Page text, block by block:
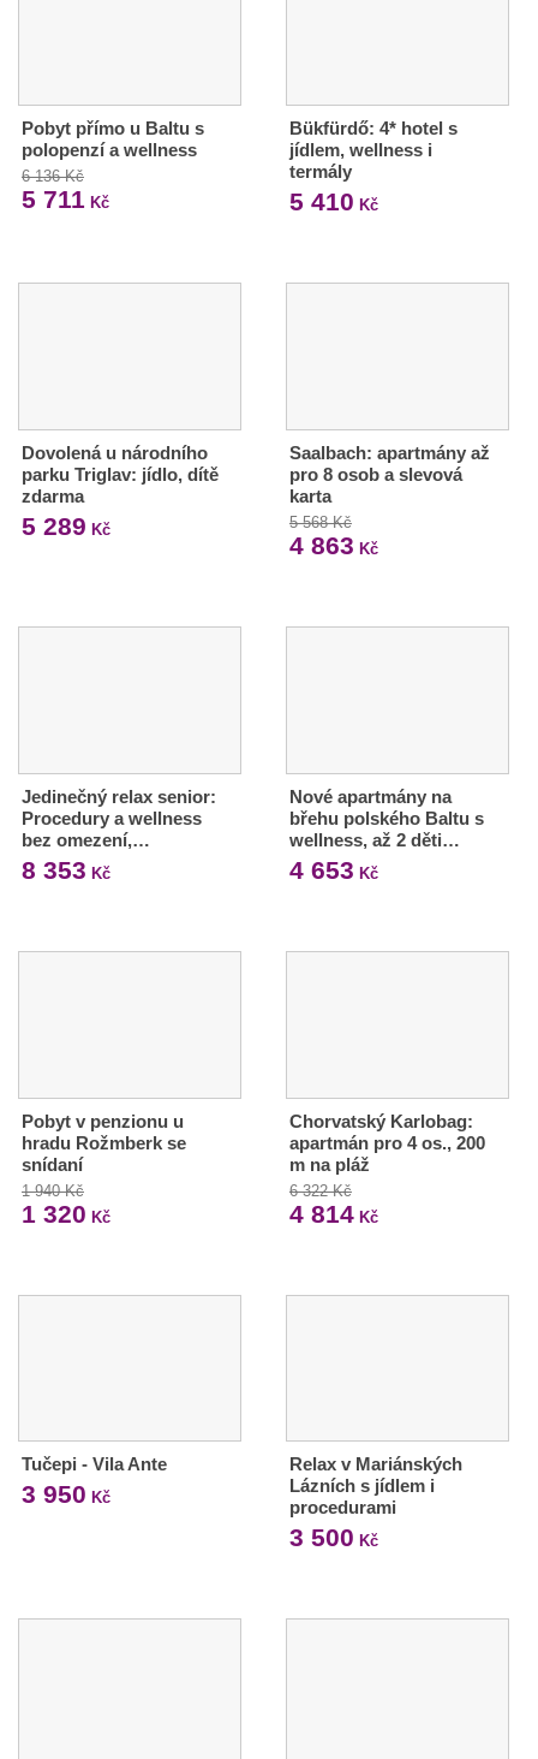
Pobyt přímo u Baltu s
polopenzí a wellness
6 136 Kč
5 711 Kč
Bükfürdő: 4* hotel s
jídlem, wellness i
termály
5 410 Kč
Dovolená u národního
parku Triglav: jídlo, dítě
zdarma
5 289 Kč
Saalbach: apartmány až
pro 8 osob a slevová
karta
5 568 Kč
4 863 Kč
Jedinečný relax senior:
Procedury a wellness
bez omezení,…
8 353 Kč
Nové apartmány na
břehu polského Baltu s
wellness, až 2 děti…
4 653 Kč
Pobyt v penzionu u
hradu Rožmberk se
snídaní
1 940 Kč
1 320 Kč
Chorvatský Karlobag:
apartmán pro 4 os., 200
m na pláž
6 322 Kč
4 814Kč
Tučepi - Vila Ante
3 950 Kč
Relax v Mariánských
Lázních s jídlem i
procedurami
3 500 Kč